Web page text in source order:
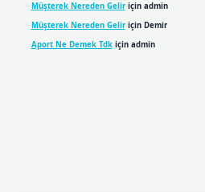
Müşterek Nereden Geliriçin admin
Müşterek Nereden Geliriçin Demir
Aport Ne Demek Tdkiçin admin